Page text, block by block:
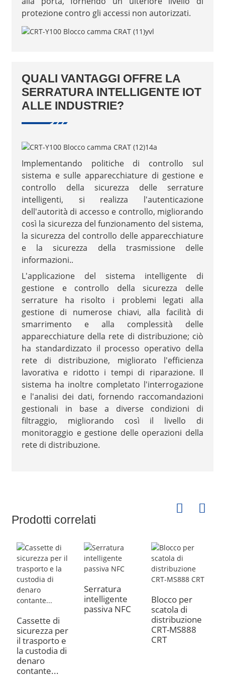
protezione contro gli accessi non autorizzati.
QUALI VANTAGGI OFFRE LA
SERRATURA INTELLIGENTE IOT
ALLE INDUSTRIE?
Implementando politiche di controllo sul
sistema e sulle apparecchiature di gestione e
controllo della sicurezza delle serrature
intelligenti, si realizza l'autenticazione
dell'autorità di accesso e controllo, migliorando
così la sicurezza del funzionamento del sistema,
la sicurezza del controllo delle apparecchiature
e la sicurezza della trasmissione delle
informazioni..
L'applicazione del sistema intelligente di
gestione e controllo della sicurezza delle
serrature ha risolto i problemi legati alla
gestione di numerose chiavi, alla facilità di
smarrimento e alla complessità delle
apparecchiature della rete di distribuzione; ciò
ha standardizzato il processo operativo della
rete di distribuzione, migliorato l'efficienza
lavorativa e ridotto i tempi di riparazione. Il
sistema ha inoltre completato l'interrogazione
e l'analisi dei dati, fornendo raccomandazioni
gestionali in base a diverse condizioni di
filtraggio, migliorando così il livello di
monitoraggio e gestione delle operazioni della
rete di distribuzione.
Prodotti correlati
Cassette di
sicurezza per
il trasporto e
la custodia di
denaro
contante...
Serratura
intelligente
passiva NFC
Blocco per
scatola di
distribuzione
CRT-MS888
CRT